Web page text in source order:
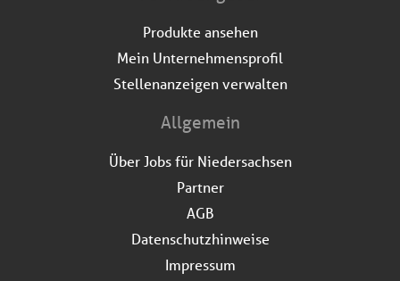
Produkte ansehen
Mein Unternehmensprofil
Stellenanzeigen verwalten
Allgemein
Über Jobs für Niedersachsen
Partner
AGB
Datenschutzhinweise
Impressum